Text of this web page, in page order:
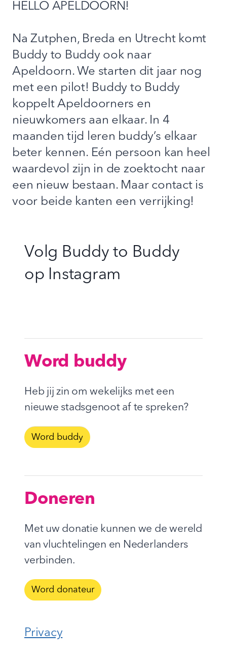
HELLO APELDOORN!
Na Zutphen, Breda en Utrecht komt
Buddy to Buddy ook naar
Apeldoorn. We starten dit jaar nog
met een pilot! Buddy to Buddy
koppelt Apeldoorners en
nieuwkomers aan elkaar. In 4
maanden tijd leren buddy’s elkaar
beter kennen. Eén persoon kan heel
waardevol zijn in de zoektocht naar
een nieuw bestaan. Maar contact is
voor beide kanten een verrijking!
Volg Buddy to Buddy
op Instagram
Word buddy
Heb jij zin om wekelijks met een
nieuwe stadsgenoot af te spreken?
Word buddy
Doneren
Met uw donatie kunnen we de wereld
van vluchtelingen en Nederlanders
verbinden.
Word donateur
Privacy